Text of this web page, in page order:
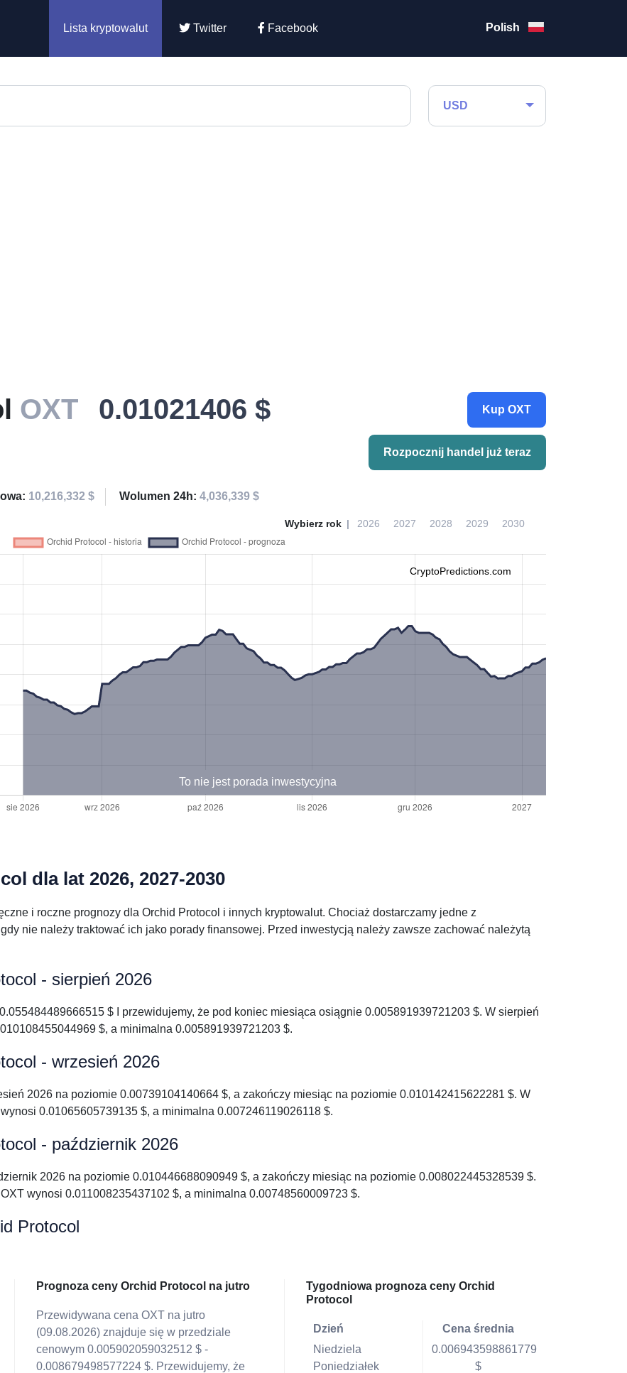
Lista kryptowalut Twitter Facebook Polish
USD
OXT 0.01021406 $ Kup OXT
Rozpocznij handel już teraz
10,216,332 $ Wolumen 24h: 4,036,339 $
Wybierz rok 2026 2027 2028 2029 2030
CryptoPredictions.com
To nie jest porada inwestycyjna
dla lat 2026, 2027-2030
i roczne prognozy dla Orchid Protocol i innych kryptowalut. Chociaż dostarczamy jedne z
nie należy traktować ich jako porady finansowej. Przed inwestycją należy zawsze zachować należytą
- sierpień 2026
$ I przewidujemy, że pod koniec miesiąca osiągnie 0.005891939721203 $. W sierpień
$, a minimalna 0.005891939721203 $.
- wrzesień 2026
2026 na poziomie 0.00739104140664 $, a zakończy miesiąc na poziomie 0.010142415622281 $. W
0.01065605739135 $, a minimalna 0.007246119026118 $.
- październik 2026
2026 na poziomie 0.010446688090949 $, a zakończy miesiąc na poziomie 0.008022445328539 $.
wynosi 0.011008235437102 $, a minimalna 0.00748560009723 $.
Protocol
Prognoza ceny Orchid Protocol na jutro
Przewidywana cena OXT na jutro
(09.08.2026) znajduje się w przedziale
cenowym 0.005902059032512 $ -
0.008679498577224 $. Przewidujemy, że
Tygodniowa prognoza ceny Orchid
Protocol
Dzień
Niedziela
Poniedziałek
Cena średnia
0.006943598861779
$